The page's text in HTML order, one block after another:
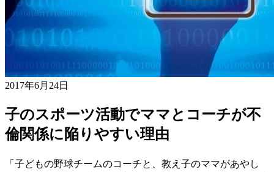
2017年6月24日
子のスポーツ活動でママとコーチが不
倫関係に陥りやすい理由
「子どもの野球チームのコーチと、教え子のママがあやし